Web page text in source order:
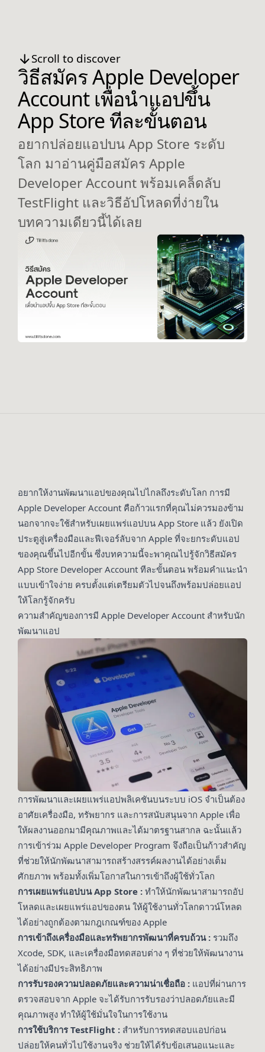
Scroll to discover
วิธีสมัคร Apple Developer
Account เพื่อนำแอปขึ้น
App Store ทีละขั้นตอน
อยากปล่อยแอปบน App Store ระดับ
โลก มาอ่านคู่มือสมัคร Apple
Developer Account พร้อมเคล็ดลับ
TestFlight และวิธีอัปโหลดที่ง่ายใน
บทความเดียวนี้ได้เลย
อยากให้งานพัฒนาแอปของคุณไปไกลถึงระดับโลก การมี
Apple Developer Account คือก้าวแรกที่คุณไม่ควรมองข้าม
นอกจากจะใช้สำหรับเผยแพร่แอปบน App Store แล้ว ยังเปิด
ประตูสู่เครื่องมือและฟีเจอร์ลับจาก Apple ที่จะยกระดับแอป
ของคุณขึ้นไปอีกขั้น ซึ่งบทความนี้จะพาคุณไปรู้จักวิธีสมัคร
App Store Developer Account ทีละขั้นตอน พร้อมคำแนะนำ
แบบเข้าใจง่าย ครบตั้งแต่เตรียมตัวไปจนถึงพร้อมปล่อยแอป
ให้โลกรู้จักครับ
ความสำคัญของการมี Apple Developer Account สำหรับนัก
พัฒนาแอป
การพัฒนาและเผยแพร่แอปพลิเคชันบนระบบ iOS จำเป็นต้อง
อาศัยเครื่องมือ, ทรัพยากร และการสนับสนุนจาก Apple เพื่อ
ให้ผลงานออกมามีคุณภาพและได้มาตรฐานสากล ฉะนั้นแล้ว
การเข้าร่วม Apple Developer Program จึงถือเป็นก้าวสำคัญ
ที่ช่วยให้นักพัฒนาสามารถสร้างสรรค์ผลงานได้อย่างเต็ม
ศักยภาพ พร้อมทั้งเพิ่มโอกาสในการเข้าถึงผู้ใช้ทั่วโลก
การเผยแพร่แอปบน App Store : ทำให้นักพัฒนาสามารถอัป
โหลดและเผยแพร่แอปของตน ให้ผู้ใช้งานทั่วโลกดาวน์โหลด
ได้อย่างถูกต้องตามกฎเกณฑ์ของ Apple
การเข้าถึงเครื่องมือและทรัพยากรพัฒนาที่ครบถ้วน : รวมถึง
Xcode, SDK, และเครื่องมือทดสอบต่าง ๆ ที่ช่วยให้พัฒนางาน
ได้อย่างมีประสิทธิภาพ
การรับรองความปลอดภัยและความน่าเชื่อถือ : แอปที่ผ่านการ
ตรวจสอบจาก Apple จะได้รับการรับรองว่าปลอดภัยและมี
คุณภาพสูง ทำให้ผู้ใช้มั่นใจในการใช้งาน
การใช้บริการ TestFlight : สำหรับการทดสอบแอปก่อน
ปล่อยให้คนทั่วไปใช้งานจริง ช่วยให้ได้รับข้อเสนอแนะและ